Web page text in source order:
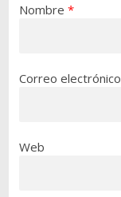
Nombre *
Correo electrónico
Web